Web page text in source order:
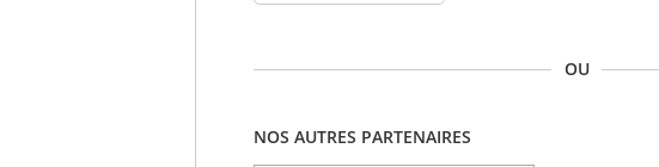
OU
NOS AUTRES PARTENAIRES